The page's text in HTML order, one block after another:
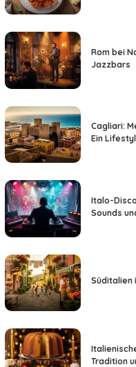
Rom bei
Jazzbars
Cagliari:
Ein
Italo-
Sounds
Süditalien
Tradition